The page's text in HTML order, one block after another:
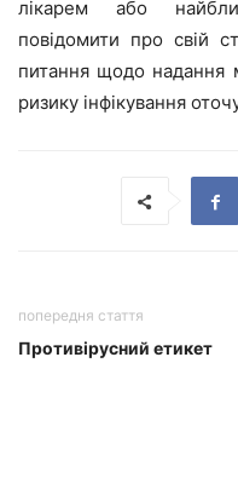
лікарем або
повідомити про свій
питання щодо надання
ризику інфікування
попередня стаття
Противірусний етикет